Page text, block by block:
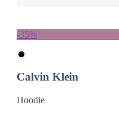
-35%
Calvin Klein
Hoodie